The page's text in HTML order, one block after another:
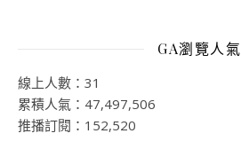
GA瀏覽人氣
線上人數：31
累積人氣：47,497,506
推播訂閱：152,520